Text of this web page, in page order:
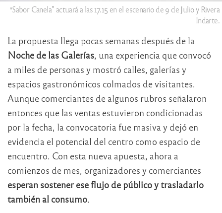
“Sabor Canela” actuará a las 17.15 en el escenario de 9 de Julio y Rivera
Indarte.
La propuesta llega pocas semanas después de la
Noche de las Galerías, una experiencia que convocó
a miles de personas y mostró calles, galerías y
espacios gastronómicos colmados de visitantes.
Aunque comerciantes de algunos rubros señalaron
entonces que las ventas estuvieron condicionadas
por la fecha, la convocatoria fue masiva y dejó en
evidencia el potencial del centro como espacio de
encuentro. Con esta nueva apuesta, ahora a
comienzos de mes, organizadores y comerciantes
esperan sostener ese flujo de público y trasladarlo
también al consumo.